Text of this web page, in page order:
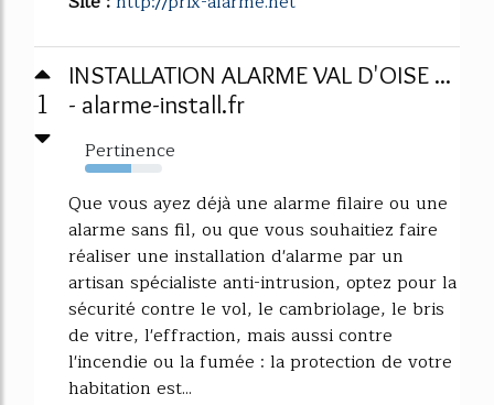
1
INSTALLATION ALARME VAL D'OISE ...
- alarme-install.fr
Pertinence
60%
Que vous ayez déjà une alarme filaire ou une
alarme sans fil, ou que vous souhaitiez faire
réaliser une installation d'alarme par un
artisan spécialiste anti-intrusion, optez pour la
sécurité contre le vol, le cambriolage, le bris
de vitre, l'effraction, mais aussi contre
l'incendie ou la fumée : la protection de votre
habitation est...